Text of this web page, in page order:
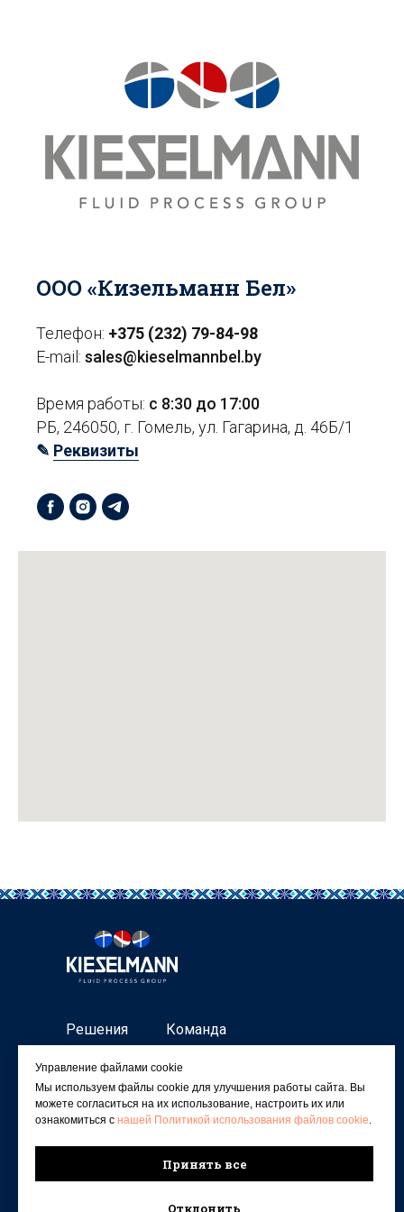
Управление файлами cookie
Мы используем файлы cookie для улучшения работы сайта. Вы
можете согласиться на их использование, настроить их или
ознакомиться с нашей Политикой использования файлов cookie
Принять все
Отклонить
ООО «Кизельманн Бел»
Телефон: +375 (232) 79-84-98
E-mail: sales@kieselmannbel.by
Время работы: с 8:30 до 17:00
РБ, 246050, г. Гомель, ул. Гагарина, д. 46Б/1
✎ Реквизиты
Решения
Материалы
Проекты
Команда
Контакты